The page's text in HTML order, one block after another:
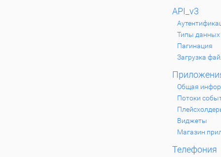
API_v3
Типы данных
Пагинация
Загрузка
Общая
Потоки
Виджеты
Магазин
Телефония